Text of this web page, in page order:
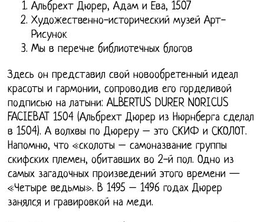
Альбрехт Дюрер, Адам и Ева, 1507
Художественно-исторический музей Арт-
Рисунок
Мы в перечне библиотечных блогов
Здесь он представил свой новообретенный идеал
красоты и гармонии, сопроводив его горделивой
подписью на латыни: ALBERTUS DURER NORICUS
FACIEBAT 1504 (Альбрехт Дюрер из Нюрнберга сделал
в 1504). А волхвы по Дюреру – это СКИФ и СКОЛОТ.
Напомню, что «сколоты – самоназвание группы
скифских племен, обитавших во 2-й пол. Одно из
самых загадочных произведений этого времени —
«Четыре ведьмы». В 1495 – 1496 годах Дюрер
занялся и гравировкой на меди.